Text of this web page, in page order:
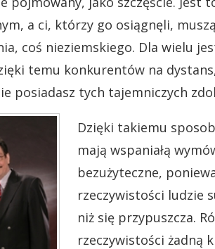
a ci, którzy go osiągnęli,
coś nieziemskiego. Dla wielu
temu konkurentów na
posiadasz tych tajemniczych
Dzięki takiemu
mają wspaniałą
bezużyteczne,
rzeczywistości ludzie
niż się przypuszcza.
rzeczywistości żadną